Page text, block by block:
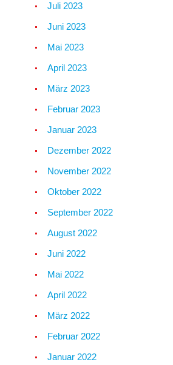
Juli 2023
Juni 2023
Mai 2023
April 2023
März 2023
Februar 2023
Januar 2023
Dezember 2022
November 2022
Oktober 2022
September 2022
August 2022
Juni 2022
Mai 2022
April 2022
März 2022
Februar 2022
Januar 2022